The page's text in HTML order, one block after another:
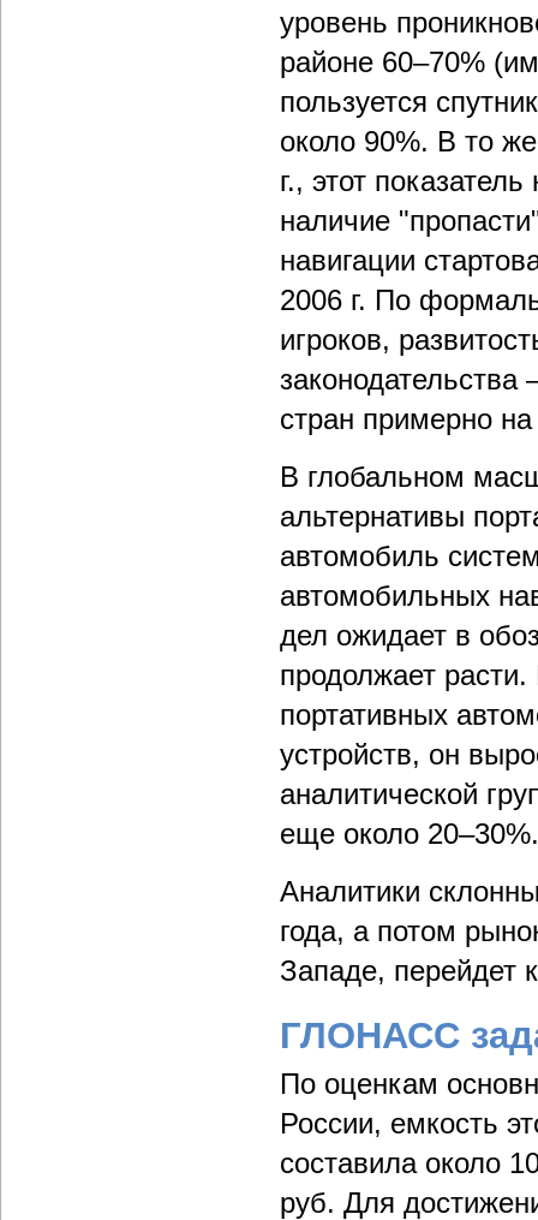
уровень
районе 60–70%
пользуется
около 90%. В то
г., этот
наличие
навигации
2006 г. По
игроков,
законодательства
стран примерно на
В глобальном
альтернативы
автомобиль
автомобильных
дел ожидает в
продолжает
портативных
устройств, он
аналитической
еще около 20–30%.
Аналитики
года, а потом
Западе, перейдет
ГЛОНАСС
По оценкам
России, емкость
составила около
руб. Для